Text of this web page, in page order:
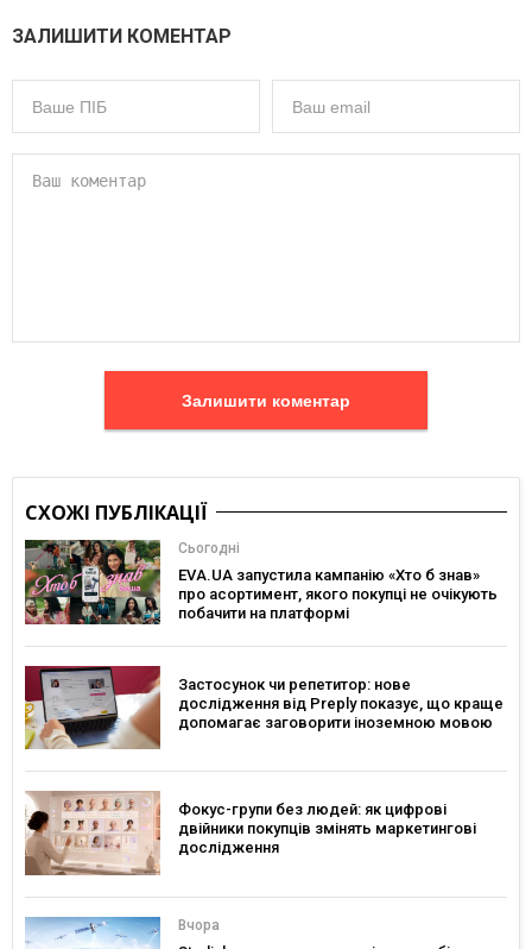
ЗАЛИШИТИ КОМЕНТАР
Залишити коментар
СХОЖІ ПУБЛІКАЦІЇ
Сьогодні
EVA.UA запустила кампанію «Хто б знав»
про асортимент, якого покупці не очікують
побачити на платформі
Застосунок чи репетитор: нове
дослідження від Preply показує, що краще
допомагає заговорити іноземною мовою
Фокус-групи без людей: як цифрові
двійники покупців змінять маркетингові
дослідження
Вчора